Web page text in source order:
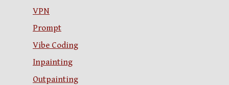
VPN
Prompt
Vibe Coding
Inpainting
Outpainting